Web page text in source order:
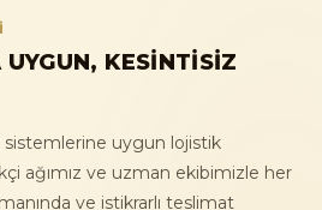
KESINTISIZ
uygun lojistik
ağımız ve uzman ekibimizle her
ve istikrarlı teslimat